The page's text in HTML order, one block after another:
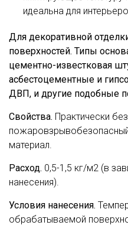
идеальна для
Для декоративной
поверхностей. Типы
цементно-известковая
асбестоцементные и
ДВП, и другие подобные
Свойства. Практически
материал.
Расход. 0,5-1,5 кг/м2 (в
нанесения).
Условия нанесения.
обрабатываемой